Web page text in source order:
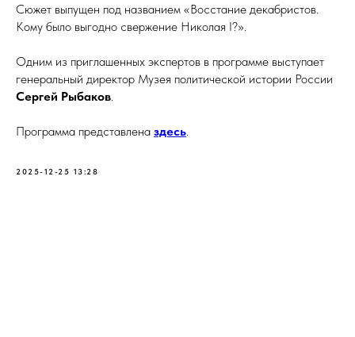
Сюжет выпущен под названием «Восстание декабристов.
Кому было выгодно свержение Николая I?».
Одним из приглашенных экспертов в программе выступает
генеральный директор Музея политической истории России
Сергей Рыбаков.
Программа представлена здесь.
2025-12-25 13:28